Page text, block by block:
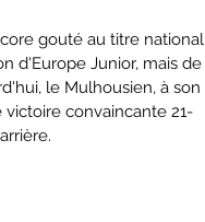
gouté au titre national
d'Europe Junior, mais de
le Mulhousien, à son
victoire convaincante 21-